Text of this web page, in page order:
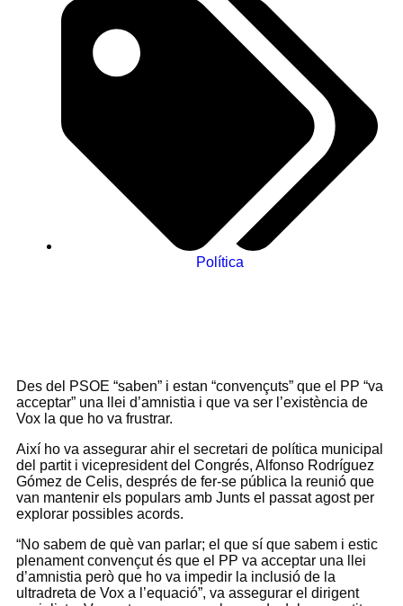
Política
Des del PSOE “saben” i estan “convençuts” que el PP “va
acceptar” una llei d’amnistia i que va ser l’existència de
Vox la que ho va frustrar.
Així ho va assegurar ahir el secretari de política municipal
del partit i vicepresident del Congrés, Alfonso Rodríguez
Gómez de Celis, després de fer-se pública la reunió que
van mantenir els populars amb Junts el passat agost per
explorar possibles acords.
“No sabem de què van parlar; el que sí que sabem i estic
plenament convençut és que el PP va acceptar una llei
d’amnistia però que ho va impedir la inclusió de la
ultradreta de Vox a l’equació”, va assegurar el dirigent